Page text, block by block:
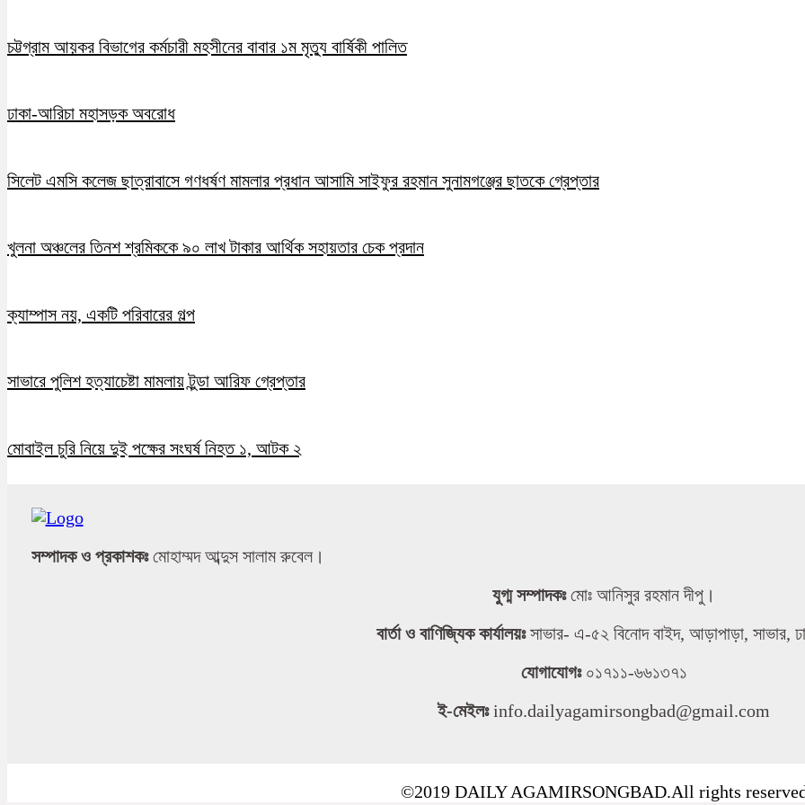
চট্টগ্রাম আয়কর বিভাগের কর্মচারী মহসীনের বাবার ১ম মৃত্যু বার্ষিকী পালিত
ঢাকা-আরিচা মহাসড়ক অবরোধ
সিলেট এমসি কলেজ ছাত্রাবাসে গণধর্ষণ মামলার প্রধান আসামি সাইফুর রহমান সুনামগঞ্জের ছাতকে গ্রেপ্তার
খুলনা অঞ্চলের তিনশ শ্রমিককে ৯০ লাখ টাকার আর্থিক সহায়তার চেক প্রদান
ক্যাম্পাস নয়, একটি পরিবারের গল্প
সাভারে পুলিশ হত্যাচেষ্টা মামলায় টুন্ডা আরিফ গ্রেপ্তার
মোবাইল চুরি নিয়ে দুই পক্ষের সংঘর্ষ নিহত ১, আটক ২
সম্পাদক ও প্রকাশকঃমোহাম্মদ আব্দুস সালাম রুবেল।
যুগ্ম সম্পাদকঃমোঃ আনিসুর রহমান দীপু।
বার্তা ও বাণিজ্যিক কার্যালয়ঃসাভার- এ-৫২ বিনোদ বাইদ, আড়াপাড়া, সাভার,
যোগাযোগঃ০১৭১১-৬৬১৩৭১
ই-মেইলঃinfo.dailyagamirsongbad@gmail.com
©2019 DAILY AGAMIRSONGBAD.All rights